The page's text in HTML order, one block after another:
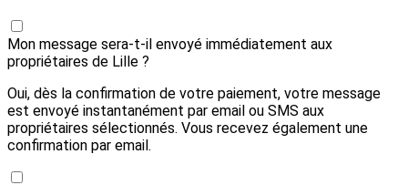
Mon message sera-t-il envoyé immédiatement aux
propriétaires de Lille ?
Oui, dès la confirmation de votre paiement, votre message
est envoyé instantanément par email ou SMS aux
propriétaires sélectionnés. Vous recevez également une
confirmation par email.